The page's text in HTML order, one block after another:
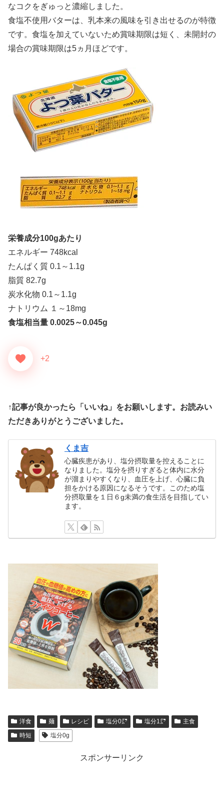
なコクをぎゅっと濃縮しました。
食塩不使用バターは、乳本来の風味を引き出せるのが特徴
です。食塩を加えていないため賞味期限は短く、未開封の
場合の賞味期限は5ヵ月ほどです。
栄養成分100gあたり
エネルギー 748kcal
たんぱく質 0.1～1.1g
脂質 82.7g
炭水化物 0.1～1.1g
ナトリウム １～18mg
食塩相当量 0.0025～0.045g
+2
↑記事が良かったら「いいね」をお願いします。お読みい
ただきありがとうございました。
くま吉
心臓疾患があり、塩分摂取量を控えることに
なりました。塩分を摂りすぎると体内に水分
が溜まりやすくなり、血圧を上げ、心臓に負
担をかける原因になるそうです。このため塩
分摂取量を１日６g未満の食生活を目指してい
ます。
洋食 麺 レシピ 塩分0㌘ 塩分1㌘
主食
時短
塩分0g
スポンサーリンク